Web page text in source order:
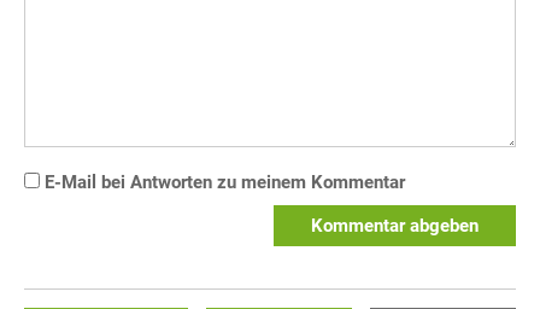
E-Mail bei Antworten zu meinem Kommentar
Kommentar abgeben